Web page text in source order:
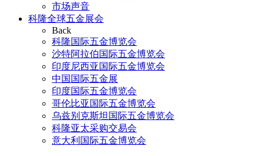
市场声音
科隆全球五金展会
Back
科隆国际五金博览会
沙特阿拉伯国际五金博览会
印度尼西亚国际五金博览会
中国国际五金展
印度国际五金博览会
哥伦比亚国际五金博览会
乌兹别克斯坦国际五金博览会
科隆亚太采购交易会
意大利国际五金博览会